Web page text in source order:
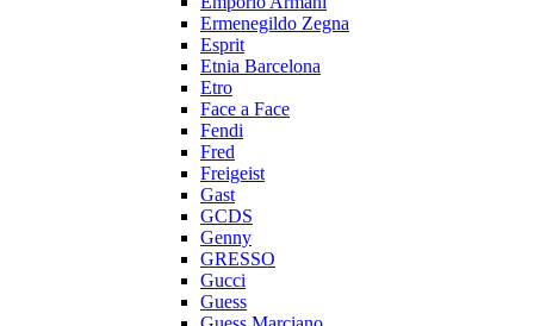
Ermenegildo Zegna
Esprit
Etnia Barcelona
Etro
Face a Face
Fendi
Fred
Freigeist
Gast
GCDS
Genny
GRESSO
Gucci
Guess